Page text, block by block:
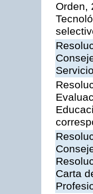
Orden,
Carta